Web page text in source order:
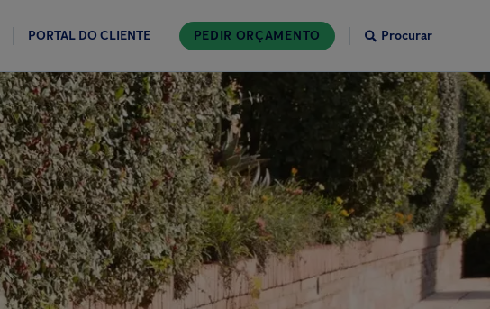
PORTAL DO CLIENTE PEDIR ORÇAMENTO Procurar